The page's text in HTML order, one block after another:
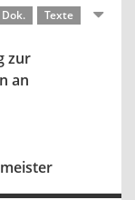
Texte
zur
an